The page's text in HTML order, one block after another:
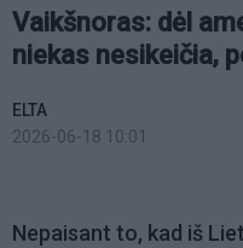
Vaikšnoras: dėl
niekas nesikeičia,
ELTA
2026-06-18 10:01
Nepaisant to, kad iš